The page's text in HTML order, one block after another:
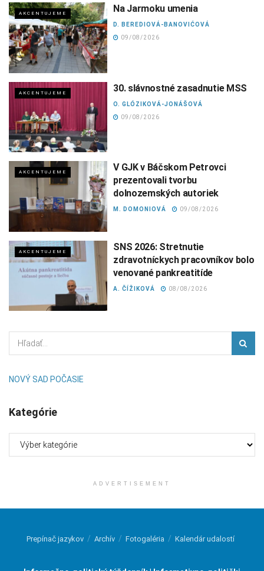
AKCENTUJEME Na Jarmoku umenia
D. BEREDIOVÁ-BANOVIĆOVÁ
09/08/2026
AKCENTUJEME 30. slávnostné zasadnutie MSS
O. GLÓZIKOVÁ-JONÁŠOVÁ
09/08/2026
AKCENTUJEME
V GJK v Báčskom Petrovci
prezentovali tvorbu
dolnozemských autoriek
M. DOMONIOVÁ 09/08/2026
AKCENTUJEME
SNS 2026: Stretnutie
zdravotníckych pracovníkov bolo
venované pankreatitíde
A. ČÍŽIKOVÁ 08/08/2026
NOVÝ SAD POČASIE
Kategórie
ADVERTISEMENT
Prepínač jazykov Archív Fotogaléria Kalendár udalostí